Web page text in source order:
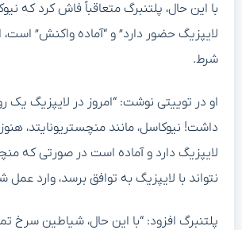
با این حال، پلتنبرگ متعاقباً فاش کرد که
لایپزیگ حضور دارد” و “آماده واکنش” است،
شرط.
او در توییتی نوشت: “امروز در لایپزیگ یک
داشت! نیوکاسل، مانند منچستریونایتد، هنوز
لایپزیگ دارد و آماده است در صورتی که
نتواند با لایپزیگ به توافق برسد، وارد عمل
پلتنبرگ افزود: “با این حال، شیاطین سرخ